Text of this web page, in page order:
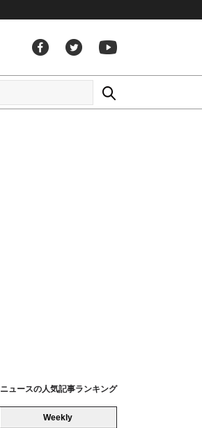
ニュースの人気記事ランキング
Weekly